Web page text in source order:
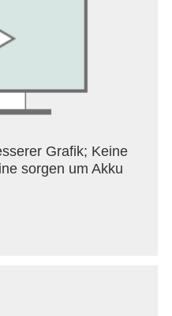
the stark beauty and
rugged
and atmospheric
this, with ambient
Cairn’s
strategic
Grafik; Keine
sorgen um Akku